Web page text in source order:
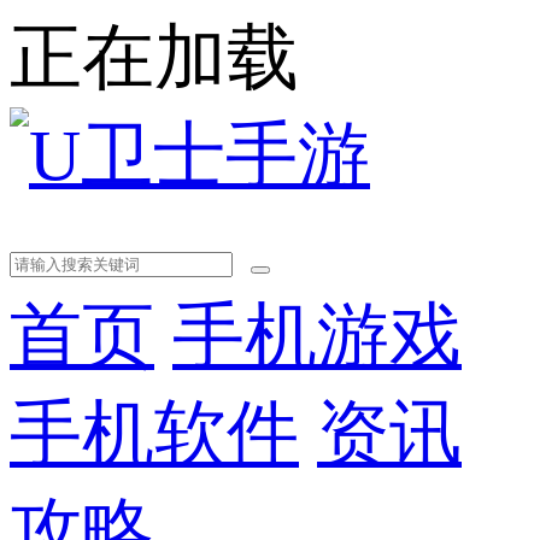
正在加载
首页 手机游戏
手机软件 资讯